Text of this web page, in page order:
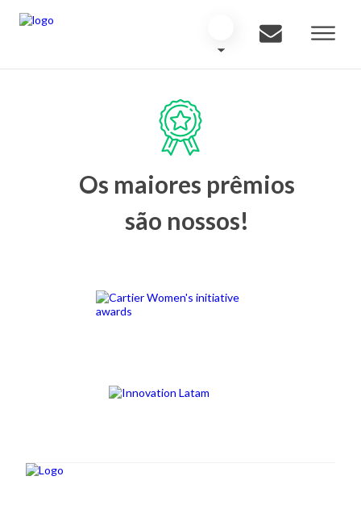
Os maiores prêmios
são nossos!